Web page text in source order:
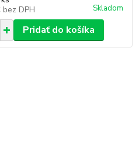
bez DPH Skladom
Pridať do košíka